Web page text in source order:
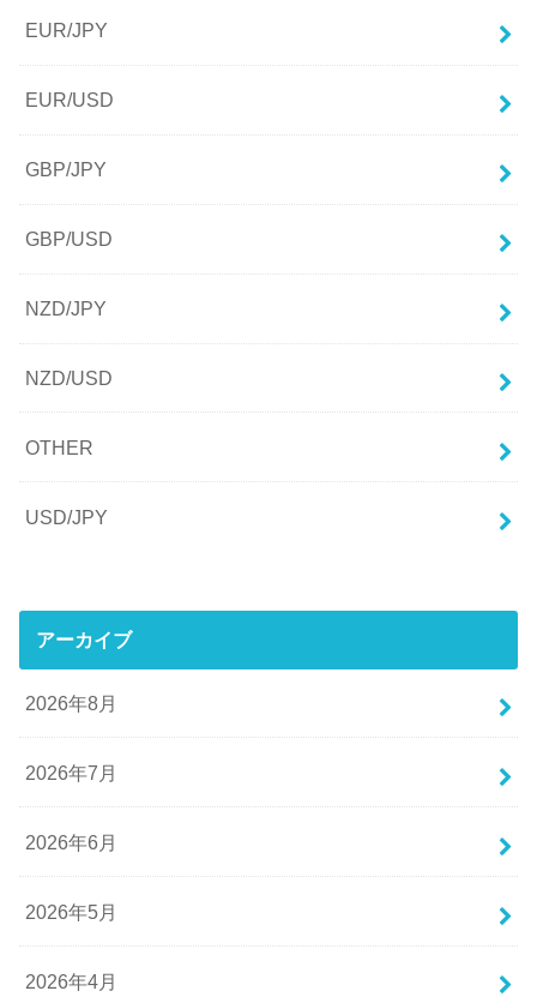
EUR/JPY
EUR/USD
GBP/JPY
GBP/USD
NZD/JPY
NZD/USD
OTHER
USD/JPY
アーカイブ
2026年8月
2026年7月
2026年6月
2026年5月
2026年4月